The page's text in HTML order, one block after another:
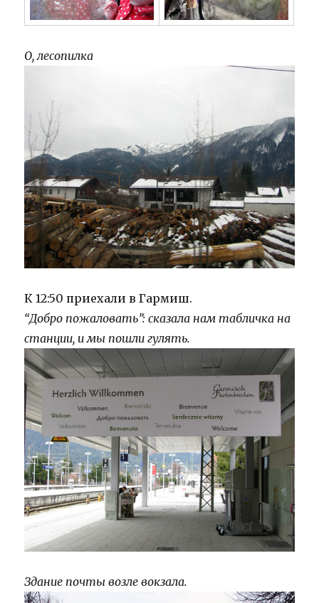
О, лесопилка
К 12:50 приехали в Гармиш.
“Добро пожаловать”: сказала нам табличка на
станции, и мы пошли гулять.
Здание почты возле вокзала.